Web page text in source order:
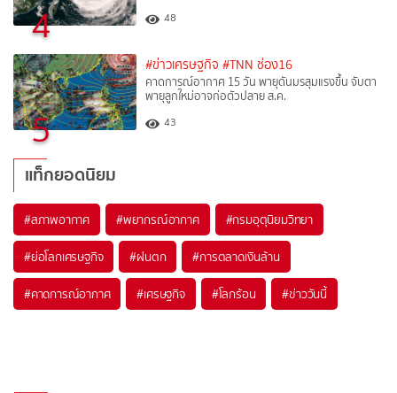
4 48
5
#ข่าวเศรษฐกิจ #TNN ช่อง16
คาดการณ์อากาศ 15 วัน พายุดันมรสุมแรงขึ้น จับตา
พายุลูกใหม่อาจก่อตัวปลาย ส.ค.
43
แท็กยอดนิยม
#สภาพอากาศ #พยากรณ์อากาศ #กรมอุตุนิยมวิทยา
#ย่อโลกเศรษฐกิจ #ฝนตก #การตลาดเงินล้าน
#คาดการณ์อากาศ #เศรษฐกิจ #โลกร้อน #ข่าววันนี้